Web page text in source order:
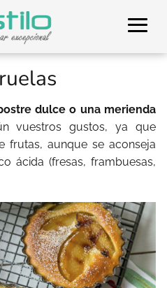
dulce o una merienda
vuestros gustos, ya que
frutas, aunque se aconseja
ácida (fresas, frambuesas,